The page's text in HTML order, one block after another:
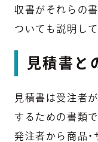
収書がそれらの
ついても説明して
見積書と
見積書は受注者
するための書類で
発注者から商品